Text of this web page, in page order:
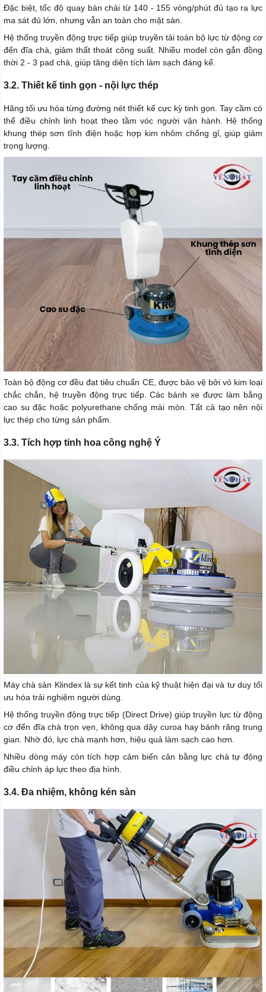
Đặc biệt, tốc độ quay bàn chải từ 140 - 155 vòng/phút đủ tạo ra lực
ma sát đủ lớn, nhưng vẫn an toàn cho mặt sàn.
Hệ thống truyền động trực tiếp giúp truyền tải toàn bộ lực từ động cơ
đến đĩa chà, giảm thất thoát công suất. Nhiều model còn gắn đồng
thời 2 - 3 pad chà, giúp tăng diện tích làm sạch đáng kể.
3.2. Thiết kế tinh gọn - nội lực thép
Hãng tối ưu hóa từng đường nét thiết kế cực kỳ tinh gọn. Tay cầm có
thể điều chỉnh linh hoạt theo tầm vóc người vận hành. Hệ thống
khung thép sơn tĩnh điện hoặc hợp kim nhôm chống gỉ, giúp giảm
trọng lượng.
Toàn bộ động cơ đều đạt tiêu chuẩn CE, được bảo vệ bởi vỏ kim loại
chắc chắn, hệ truyền động trực tiếp. Các bánh xe được làm bằng
cao su đặc hoặc polyurethane chống mài mòn. Tất cả tạo nên nội
lực thép cho từng sản phẩm.
3.3. Tích hợp tinh hoa công nghệ Ý
Máy chà sàn Klindex là sự kết tinh của kỹ thuật hiện đại và tư duy tối
ưu hóa trải nghiệm người dùng.
Hệ thống truyền động trực tiếp (Direct Drive) giúp truyền lực từ động
cơ đến đĩa chà trọn vẹn, không qua dây curoa hay bánh răng trung
gian. Nhờ đó, lực chà mạnh hơn, hiệu quả làm sạch cao hơn.
Nhiều dòng máy còn tích hợp cảm biến cân bằng lực chà tự động
điều chỉnh áp lực theo địa hình.
3.4. Đa nhiệm, không kén sàn